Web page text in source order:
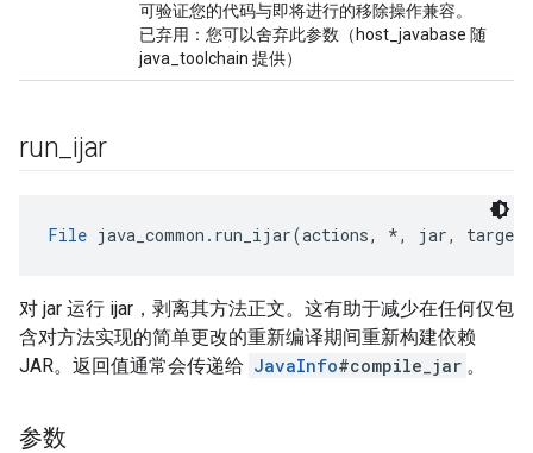
可验证您的代码与即将进行的移除操作兼容。
已弃用：您可以舍弃此参数（host_javabase 随
java_toolchain 提供）
run ijar
File java_common.run_ijar(actions, *, jar,
对 jar 运行 ijar，剥离其方法正文。这有助于减少在任何仅包
含对方法实现的简单更改的重新编译期间重新构建依赖
JAR。返回值通常会传递给 JavaInfo#compile_jar 。
参数